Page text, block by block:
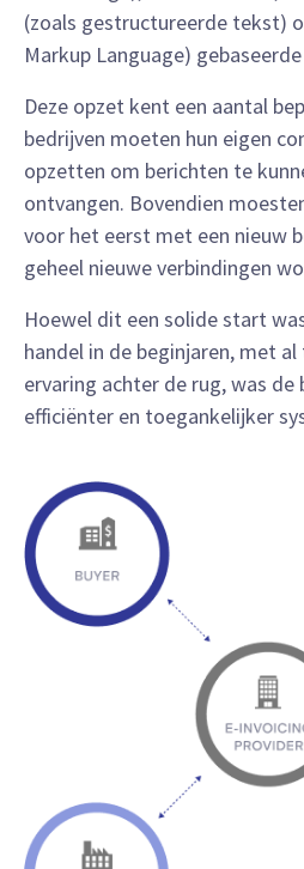
(zoals gestructureerde tekst)
Markup Language)
Deze opzet kent een aantal
bedrijven moeten hun eigen
opzetten om berichten te
ontvangen. Bovendien
voor het eerst met een nieuw
geheel nieuwe verbindingen
Hoewel dit een solide start
handel in de beginjaren, met
ervaring achter de rug, was de
efficiënter en toegankelijker